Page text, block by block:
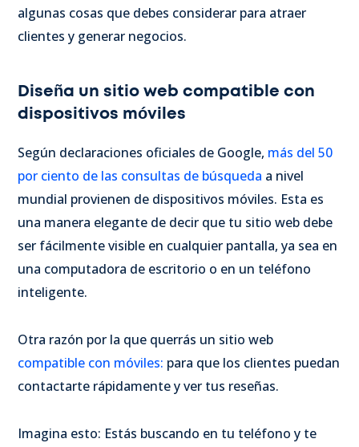
algunas cosas que debes considerar para atraer
clientes y generar negocios.
Diseña un sitio web compatible con
dispositivos móviles
Según declaraciones oficiales de Google, más del 50
por ciento de las consultas de búsqueda a nivel
mundial provienen de dispositivos móviles. Esta es
una manera elegante de decir que tu sitio web debe
ser fácilmente visible en cualquier pantalla, ya sea en
una computadora de escritorio o en un teléfono
inteligente.
Otra razón por la que querrás un sitio web
compatible con móviles: para que los clientes puedan
contactarte rápidamente y ver tus reseñas.
Imagina esto: Estás buscando en tu teléfono y te